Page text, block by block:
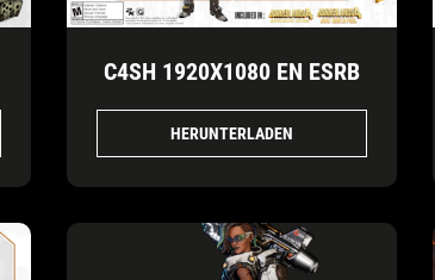
C4SH 1920X1080 EN ESRB
HERUNTERLADEN